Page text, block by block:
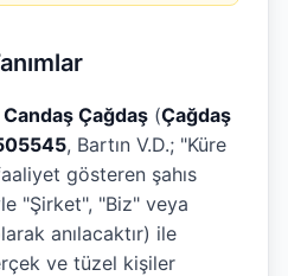
Candaş Çağdaş (Çağdaş
, Bartın V.D.; "Küre
gösteren şahıs
"Şirket", "Biz" veya
anılacaktır) ile
ve tüzel kişiler